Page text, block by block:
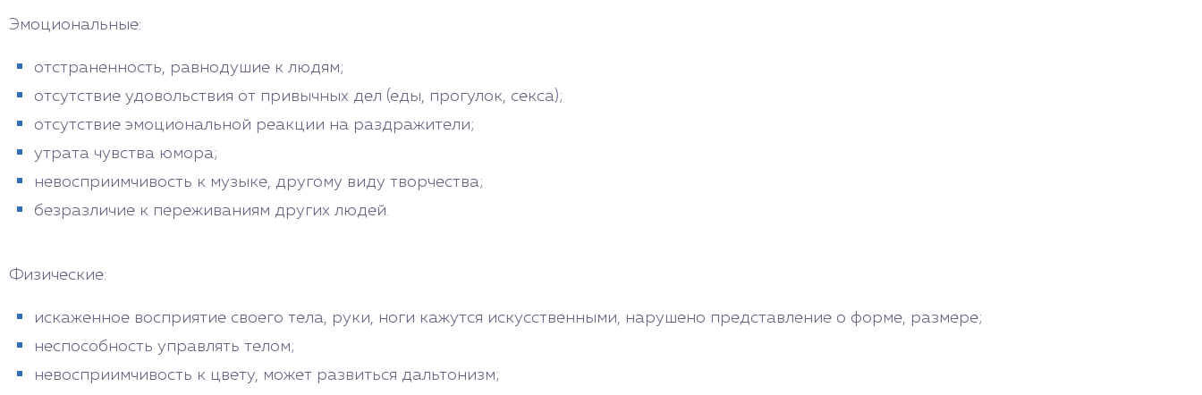
Эмоциональные:
отстраненность, равнодушие к людям;
отсутствие удовольствия от привычных дел (еды, прогулок, секса);
отсутствие эмоциональной реакции на раздражители;
утрата чувства юмора;
невосприимчивость к музыке, другому виду творчества;
безразличие к переживаниям других людей.
Физические:
искаженное восприятие своего тела, руки, ноги кажутся искусственными, нарушено представление о форме, размере;
неспособность управлять телом;
невосприимчивость к цвету, может развиться дальтонизм;